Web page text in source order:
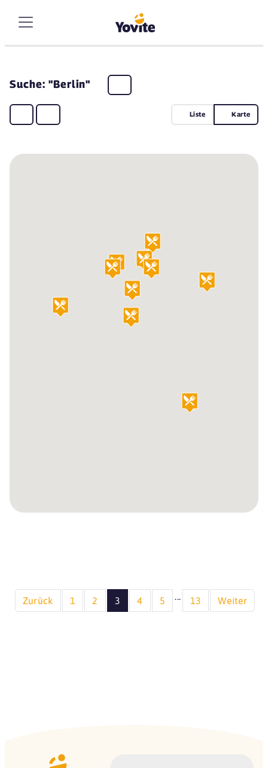
Suche: "Berlin"
Liste Karte
Zurück 1 2 3 4 5 13 Weiter